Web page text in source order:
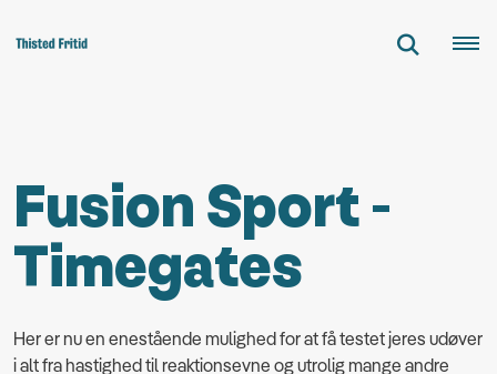
Fusion Sport -
Timegates
Her er nu en enestående mulighed for at få testet jeres udøver
i alt fra hastighed til reaktionsevne og utrolig mange andre